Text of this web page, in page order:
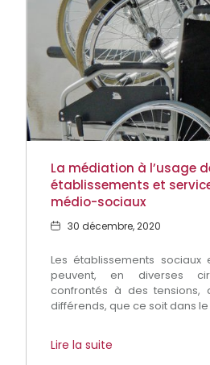
La médiation à l’usage
établissements et
médio-sociaux
Date30 décembre, 2020
Les établissements sociaux
peuvent, en diverses
confrontés à des tensions,
différends, que ce soit dans
Lire la suite